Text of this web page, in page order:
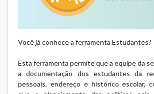
Você já conhece a ferramenta Estudantes?
Esta ferramenta permite que a equipe da
a documentação dos estudantes da
pessoais, endereço e histórico escolar,